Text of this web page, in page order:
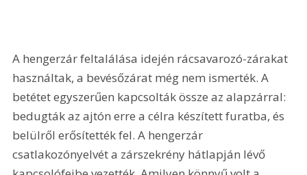
A hengerzár feltalálása idején rácsavarozó-zárakat
használtak, a bevésőzárat még nem ismerték. A
betétet egyszerűen kapcsolták össze az alapzárral:
bedugták az ajtón erre a célra készített furatba, és
belülről erősítették fel. A hengerzár
csatlakozónyelvét a zárszekrény hátlapján lévő